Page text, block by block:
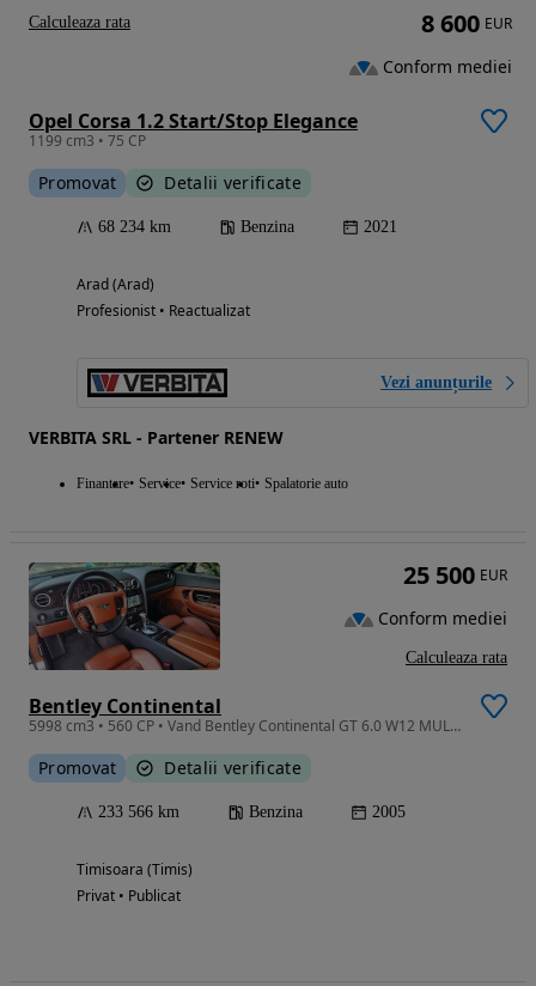
Opel Corsa 1.2 Start/Stop Elegance
1199 cm3 • 75 CP
Promovat Detalii verificate
68 234 km Benzina 2021
Arad (Arad)
Profesionist • Reactualizat
Vezi anunțurile
VERBITA SRL - Partener RENEW
Finantare Service Service roti Spalatorie auto
8 600 EUR
Conform mediei
Calculeaza rata
Bentley Continental
5998 cm3 • 560 CP • Vand Bentley Continental GT 6.0 W12 MULLINER (editie limitata)
Promovat Detalii verificate
233 566 km Benzina 2005
Timisoara (Timis)
Privat • Publicat
25 500 EUR
Conform mediei
Calculeaza rata